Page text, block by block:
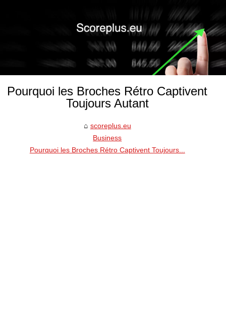
Pourquoi les Broches Rétro Captivent
Toujours Autant
scoreplus.eu
Business
Pourquoi les Broches Rétro Captivent Toujours...